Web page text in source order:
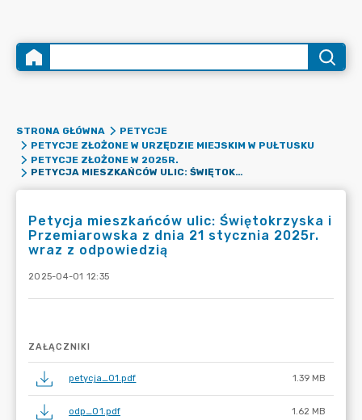
STRONA GŁÓWNA
PETYCJE
PETYCJE ZŁOŻONE W URZĘDZIE MIEJSKIM W PUŁTUSKU
PETYCJE ZŁOŻONE W 2025R.
PETYCJA MIESZKAŃCÓW ULIC: ŚWIĘTOKRZYSKA I PRZEMIAROWSKA Z DNIA 21 STYCZNIA 2025R. WRAZ Z ODPOWIEDZIĄ
Petycja mieszkańców ulic: Świętokrzyska i
Przemiarowska z dnia 21 stycznia 2025r.
wraz z odpowiedzią
2025-04-01 12:35
ZAŁĄCZNIKI
petycja_01.pdf 1.39 MB
odp_01.pdf 1.62 MB